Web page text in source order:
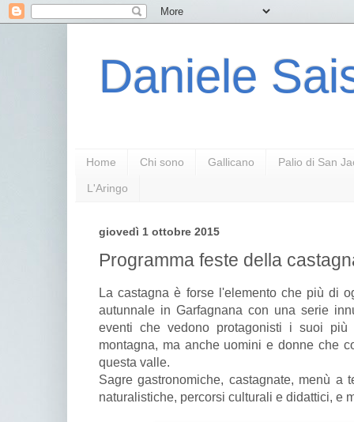
Daniele
Home Chi sono Gallicano Palio di San
L'Aringo
giovedì 1 ottobre 2015
Programma feste della
La castagna è forse l'elemento che più di
autunnale in Garfagnana con una serie
eventi che vedono protagonisti i suoi
montagna, ma anche uomini e donne che
questa valle.
Sagre gastronomiche, castagnate, menù a
naturalistiche, percorsi culturali e didattici, e